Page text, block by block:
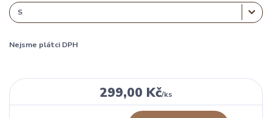
Nejsme plátci DPH
299,00 Kč/ks